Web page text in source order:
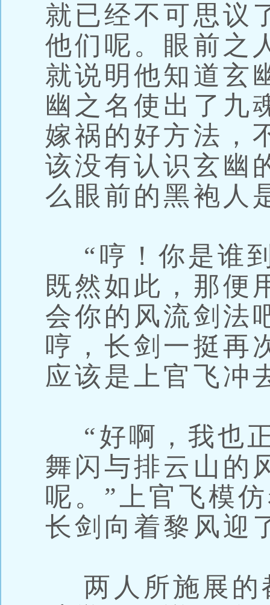
就已经不可思议
他们呢。眼前之
就说明他知道玄
幽之名使出了九
嫁祸的好方法，
该没有认识玄幽
么眼前的黑袍人
“哼！你是谁
既然如此，那便
会你的风流剑法
哼，长剑一挺再
应该是上官飞冲
“好啊，我也
舞闪与排云山的
呢。”上官飞模
长剑向着黎风迎
两人所施展的